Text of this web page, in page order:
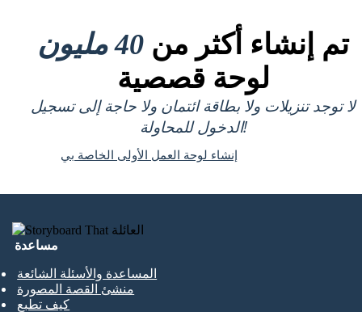
تم إنشاء أكثر من 40 مليون
لوحة قصصية
لا توجد تنزيلات ولا بطاقة ائتمان ولا حاجة إلى تسجيل
الدخول للمحاولة!
إنشاء لوحة العمل الأولى الخاصة بي
مساعدة
المساعدة والأسئلة الشائعة
منشئ القصة المصورة
كيف تطبع